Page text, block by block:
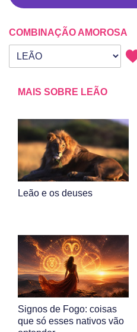
COMBINAÇÃO AMOROSA
Seu signo
Signo da outra pessoa
MAIS SOBRE LEÃO
Leão e os deuses
Signos de Fogo: coisas
que só esses nativos vão